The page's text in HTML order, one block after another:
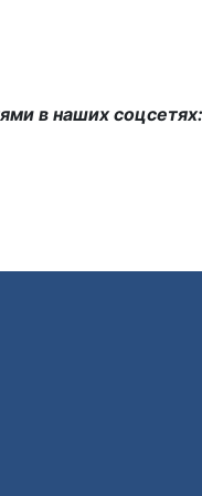
в наших соцсетях: